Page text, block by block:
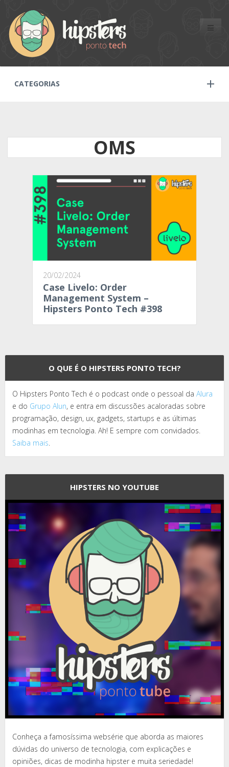
Toggle
CATEGORIAS
OMS
20/02/2024
Case Livelo: Order
Management System –
Hipsters Ponto Tech #398
O QUE É O HIPSTERS PONTO TECH?
O Hipsters Ponto Tech é o podcast onde o pessoal da Alura
e do Grupo Alun, e entra em discussões acaloradas sobre
programação, design, ux, gadgets, startups e as últimas
modinhas em tecnologia. Ah! E sempre com convidados.
Saiba mais.
HIPSTERS NO YOUTUBE
Conheça a famosíssima websérie que aborda as maiores
dúvidas do universo de tecnologia, com explicações e
opiniões, dicas de modinha hipster e muita seriedade!